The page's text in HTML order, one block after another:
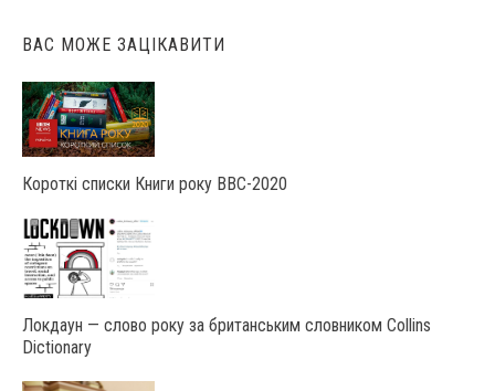
ВАС МОЖЕ ЗАЦІКАВИТИ
Короткі списки Книги року ВВС-2020
Локдаун — слово року за британським словником Collins
Dictionary